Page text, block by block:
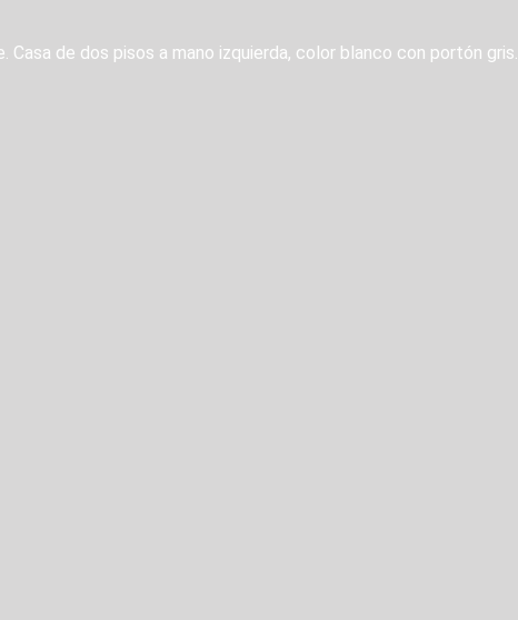
de dos pisos a mano izquierda, color blanco con portón gris.